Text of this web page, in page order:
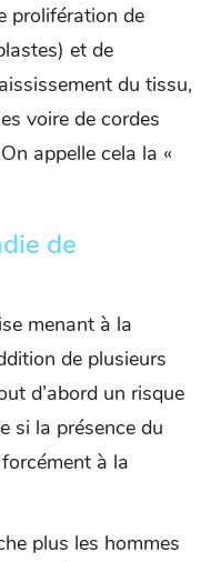
prolifération de
et de
du tissu,
voire de cordes
appelle cela la «
de
menant à la
de plusieurs
d’abord un risque
si la présence du
à la
plus les hommes